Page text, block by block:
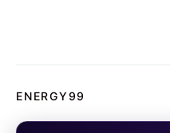
ENERGY99